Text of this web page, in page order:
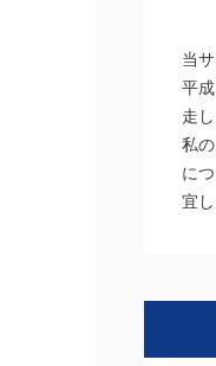
当
平
走
私
に
宜